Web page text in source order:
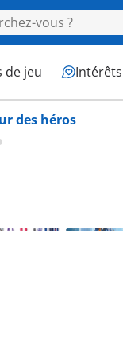
de jeu Intérêts
des héros